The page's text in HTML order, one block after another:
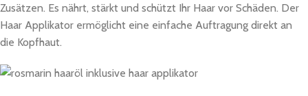
Zusätzen. Es nährt, stärkt und schützt Ihr Haar vor Schäden. Der
Haar Applikator ermöglicht eine einfache Auftragung direkt an
die Kopfhaut.